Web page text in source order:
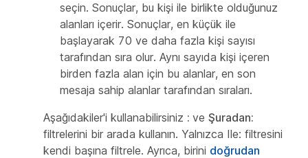
seçin. Sonuçlar, bu kişi ile birlikte olduğunuz
alanları içerir. Sonuçlar, en küçük ile
başlayarak 70 ve daha fazla kişi sayısı
tarafından sıra olur. Aynı sayıda kişi içeren
birden fazla alan için bu alanlar, en son
mesaja sahip alanlar tarafından sıraları.
Aşağıdakiler'i kullanabilirsiniz : ve Şuradan:
filtrelerini bir arada kullanın. Yalnızca Ile: filtresini
kendi başına filtrele. Ayrıca, birini doğrudan